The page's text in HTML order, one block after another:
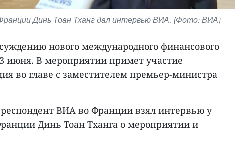
Динь Тоан Тханг дал интервью ВИА. (Фото: ВИА)
нового международного финансового
июня. В мероприятии примет участие
во главе с заместителем премьер-министра
ВИА во Франции взял интервью у
Динь Тоан Тханга о мероприятии и